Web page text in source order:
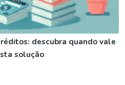
descubra quando vale
solução